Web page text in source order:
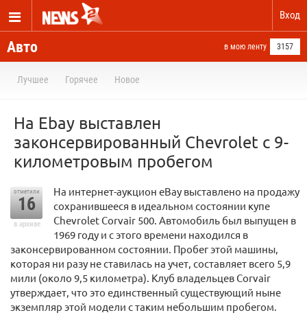
Вход
Авто в мою ленту 3157
Лучшее Горячее Новое
На Ebay выставлен
законсервированный Chevrolet с 9-
километровым пробегом
отметили
16
в архиве
На интернет-аукцион eBay выставлено на продажу
сохранившееся в идеальном состоянии купе
Chevrolet Corvair 500. Автомобиль был выпущен в
1969 году и с этого времени находился в
законсервированном состоянии. Пробег этой машины,
которая ни разу не ставилась на учет, составляет всего 5,9
мили (около 9,5 километра). Клуб владельцев Corvair
утверждает, что это единственный существующий ныне
экземпляр этой модели с таким небольшим пробегом.